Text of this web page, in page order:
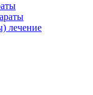
лечение